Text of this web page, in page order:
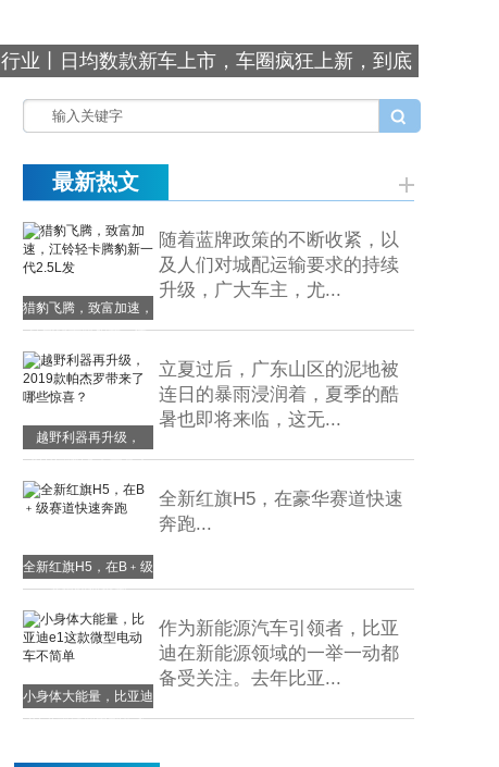
行业丨日均数款新车上市，车圈疯狂上新，到底
最新热文
猎豹飞腾，致富加速，
江铃轻卡腾豹新一代
2.5L发
随着蓝牌政策的不断收紧，以
及人们对城配运输要求的持续
升级，广大车主，尤...
越野利器再升级，
2019款帕杰罗带来了
哪些惊喜？
立夏过后，广东山区的泥地被
连日的暴雨浸润着，夏季的酷
暑也即将来临，这无...
全新红旗H5，在B﹢级
赛道快速奔跑
全新红旗H5，在豪华赛道快速
奔跑...
小身体大能量，比亚迪
e1这款微型电动车不
作为新能源汽车引领者，比亚
迪在新能源领域的一举一动都
备受关注。去年比亚...